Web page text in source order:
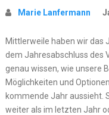
Marie Lanfermann
Mittlerweile haben wir das
dem Jahresabschluss des
genau wissen, wie unsere
Möglichkeiten und
kommende Jahr aussieht.
weiter als im letzten Jahr